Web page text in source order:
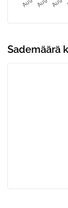
Sademäärä